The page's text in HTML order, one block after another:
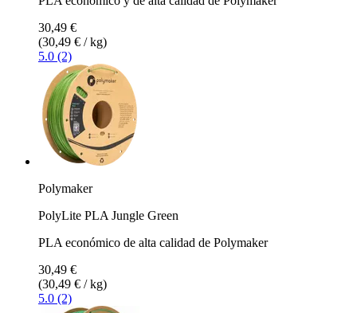
30,49 €
(30,49 € / kg)
5.0 (2)
Polymaker
PolyLite PLA Jungle Green
PLA económico de alta calidad de Polymaker
30,49 €
(30,49 € / kg)
5.0 (2)